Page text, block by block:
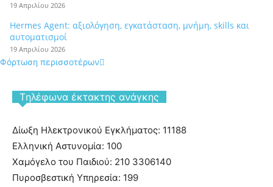
19 Απριλίου 2026
Hermes Agent: αξιολόγηση, εγκατάσταση, μνήμη, skills και
αυτοματισμοί
19 Απριλίου 2026
Φόρτωση περισσοτέρων
Tηλέφωνα έκτακτης ανάγκης
Δίωξη Ηλεκτρονικού Εγκλήματος: 11188
Ελληνική Αστυνομία: 100
Χαμόγελο του Παιδιού: 210 3306140
Πυροσβεστική Υπηρεσία: 199